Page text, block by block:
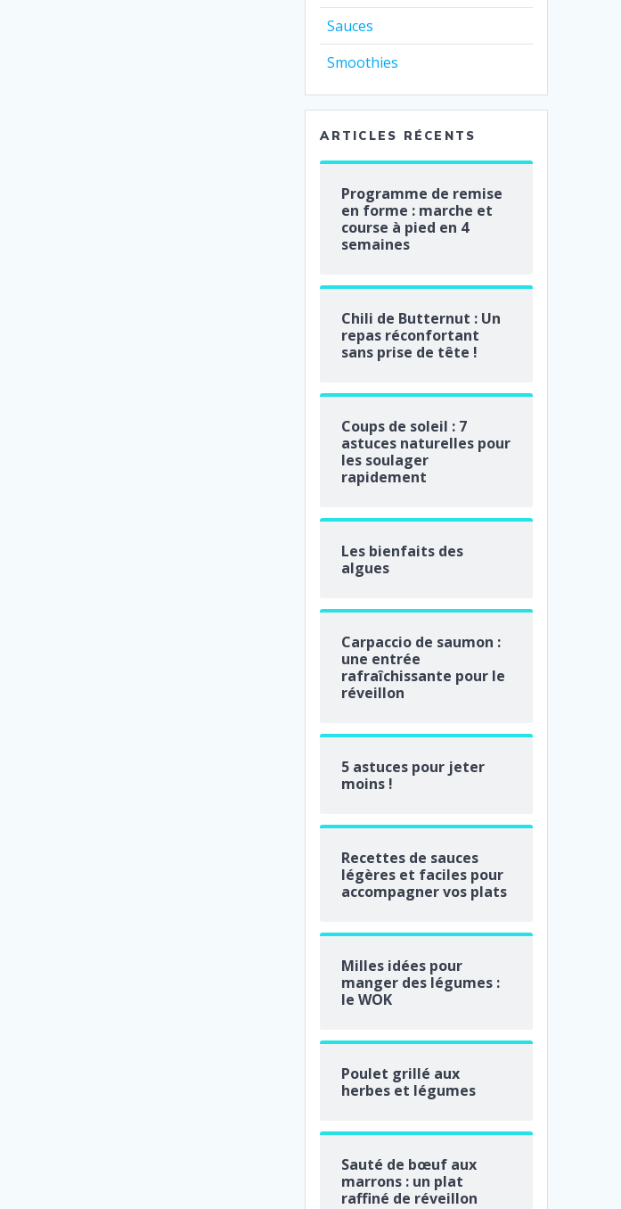
Sauces
Smoothies
ARTICLES RÉCENTS
Programme de remise
en forme : marche et
course à pied en 4
semaines
Chili de Butternut : Un
repas réconfortant
sans prise de tête !
Coups de soleil : 7
astuces naturelles pour
les soulager
rapidement
Les bienfaits des
algues
Carpaccio de saumon :
une entrée
rafraîchissante pour le
réveillon
5 astuces pour jeter
moins !
Recettes de sauces
légères et faciles pour
accompagner vos plats
Milles idées pour
manger des légumes :
le WOK
Poulet grillé aux
herbes et légumes
Sauté de bœuf aux
marrons : un plat
raffiné de réveillon